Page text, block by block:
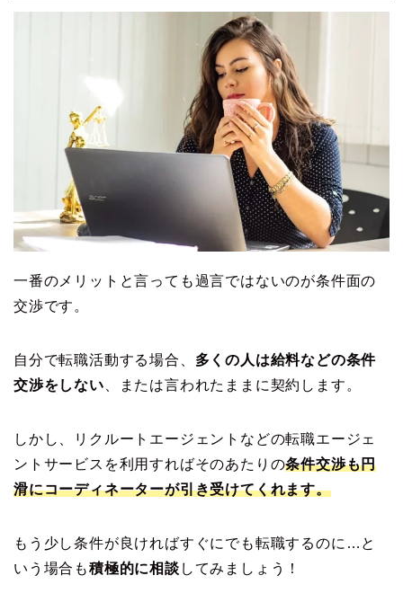
一番のメリットと言っても過言ではないのが条件面の
交渉です。
自分で転職活動する場合、 多くの人は給料などの条件
交渉をしない 、または言われたままに契約します。
しかし、リクルートエージェントなどの転職エージェ
ントサービスを利用すればそのあたりの条件交渉も円
滑にコーディネーターが引き受けてくれます。
もう少し条件が良ければすぐにでも転職するのに…と
いう場合も積極的に相談 してみましょう！